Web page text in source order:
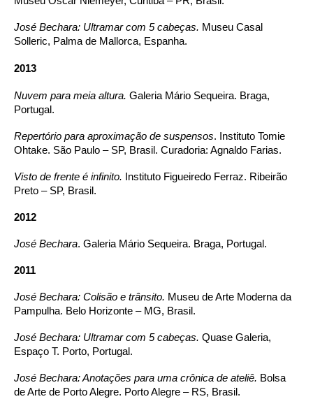
José Bechara: Ultramar com 5 cabeças. Museu Casal
Solleric, Palma de Mallorca, Espanha.
2013
Nuvem para meia altura. Galeria Mário Sequeira. Braga,
Portugal.
Repertório para aproximação de suspensos. Instituto Tomie
Ohtake. São Paulo – SP, Brasil. Curadoria: Agnaldo Farias.
Visto de frente é infinito. Instituto Figueiredo Ferraz. Ribeirão
Preto – SP, Brasil.
2012
José Bechara. Galeria Mário Sequeira. Braga, Portugal.
2011
José Bechara: Colisão e trânsito. Museu de Arte Moderna da
Pampulha. Belo Horizonte – MG, Brasil.
José Bechara: Ultramar com 5 cabeças. Quase Galeria,
Espaço T. Porto, Portugal.
José Bechara: Anotações para uma crônica de ateliê. Bolsa
de Arte de Porto Alegre. Porto Alegre – RS, Brasil.